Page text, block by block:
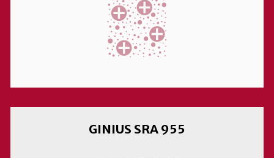
GINIUS SRA 955